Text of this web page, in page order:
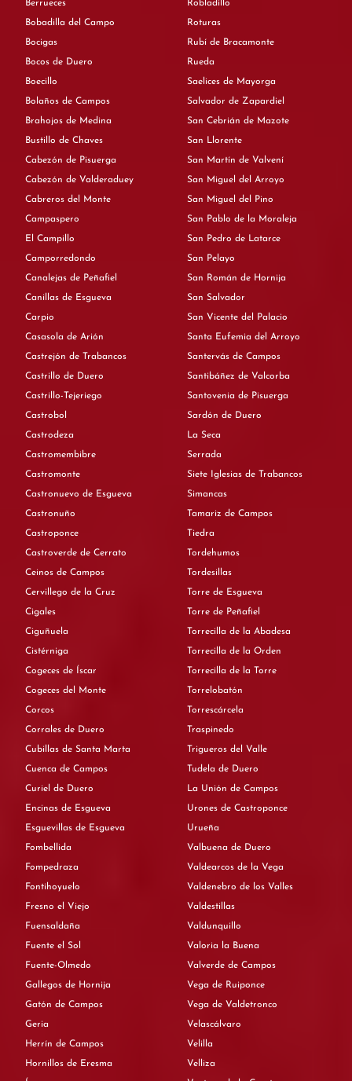
Berrueces
Bobadilla del Campo
Bocigas
Bocos de Duero
Boecillo
Bolaños de Campos
Brahojos de Medina
Bustillo de Chaves
Cabezón de Pisuerga
Cabezón de Valderaduey
Cabreros del Monte
Campaspero
El Campillo
Camporredondo
Canalejas de Peñafiel
Canillas de Esgueva
Carpio
Casasola de Arión
Castrejón de Trabancos
Castrillo de Duero
Castrillo-Tejeriego
Castrobol
Castrodeza
Castromembibre
Castromonte
Castronuevo de Esgueva
Castronuño
Castroponce
Castroverde de Cerrato
Ceinos de Campos
Cervillego de la Cruz
Cigales
Ciguñuela
Cistérniga
Cogeces de Íscar
Cogeces del Monte
Corcos
Corrales de Duero
Cubillas de Santa Marta
Cuenca de Campos
Curiel de Duero
Encinas de Esgueva
Esguevillas de Esgueva
Fombellida
Fompedraza
Fontihoyuelo
Fresno el Viejo
Fuensaldaña
Fuente el Sol
Fuente-Olmedo
Gallegos de Hornija
Gatón de Campos
Geria
Herrín de Campos
Hornillos de Eresma
Robladillo
Roturas
Rubí de Bracamonte
Rueda
Saelices de Mayorga
Salvador de Zapardiel
San Cebrián de Mazote
San Llorente
San Martín de Valvení
San Miguel del Arroyo
San Miguel del Pino
San Pablo de la Moraleja
San Pedro de Latarce
San Pelayo
San Román de Hornija
San Salvador
San Vicente del Palacio
Santa Eufemia del Arroyo
Santervás de Campos
Santibáñez de Valcorba
Santovenia de Pisuerga
Sardón de Duero
La Seca
Serrada
Siete Iglesias de Trabancos
Simancas
Tamariz de Campos
Tiedra
Tordehumos
Tordesillas
Torre de Esgueva
Torre de Peñafiel
Torrecilla de la Abadesa
Torrecilla de la Orden
Torrecilla de la Torre
Torrelobatón
Torrescárcela
Traspinedo
Trigueros del Valle
Tudela de Duero
La Unión de Campos
Urones de Castroponce
Urueña
Valbuena de Duero
Valdearcos de la Vega
Valdenebro de los Valles
Valdestillas
Valdunquillo
Valoria la Buena
Valverde de Campos
Vega de Ruiponce
Vega de Valdetronco
Velascálvaro
Velilla
Velliza